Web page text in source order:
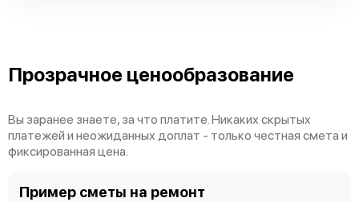
Прозрачное ценообразование
Вы заранее знаете, за что платите. Никаких скрытых
платежей и неожиданных доплат - только честная смета и
фиксированная цена.
Пример сметы на ремонт